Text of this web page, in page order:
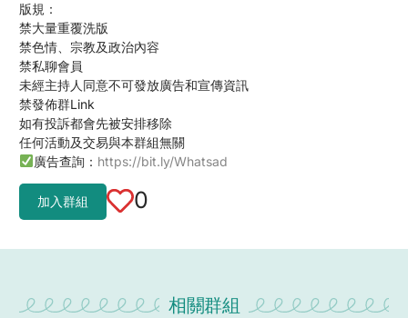
版規：
禁大量重覆洗版
禁色情、宗教及政治內容
禁私聊會員
未經主持人同意不可發放廣告和宣傳資訊
禁發佈群Link
如有投訴都會先被安排移除
任何活動及交易與本群組無關
廣告查詢： https://bit.ly/Whatsad
加入群組 0
相關群組